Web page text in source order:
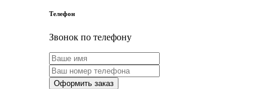
Телефон
Звонок по телефону
Оформить заказ